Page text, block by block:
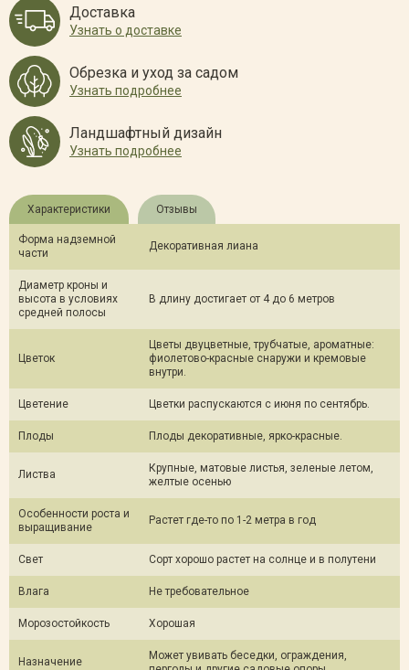
Доставка
Узнать о доставке
Обрезка и уход за садом
Узнать подробнее
Ландшафтный дизайн
Узнать подробнее
Характеристики Отзывы
Форма надземной
части
Декоративная лиана
Диаметр кроны и
высота в условиях
средней полосы
В длину достигает от 4 до 6 метров
Цветок
Цветы двуцветные, трубчатые, ароматные:
фиолетово-красные снаружи и кремовые
внутри.
Цветение Цветки распускаются с июня по сентябрь.
Плоды Плоды декоративные, ярко-красные.
Листва
Крупные, матовые листья, зеленые летом,
желтые осенью
Особенности роста и
выращивание
Растет где-то по 1-2 метра в год
Свет Сорт хорошо растет на солнце и в полутени
Влага Не требовательное
Морозостойкость Хорошая
Назначение
Может увивать беседки, ограждения,